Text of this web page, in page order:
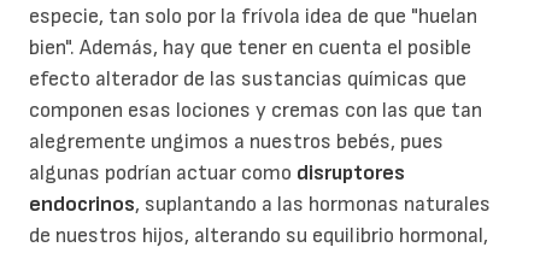
especie, tan solo por la frívola idea de que "huelan
bien". Además, hay que tener en cuenta el posible
efecto alterador de las sustancias químicas que
componen esas lociones y cremas con las que tan
alegremente ungimos a nuestros bebés, pues
algunas podrían actuar como disruptores
endocrinos, suplantando a las hormonas naturales
de nuestros hijos, alterando su equilibrio hormonal,